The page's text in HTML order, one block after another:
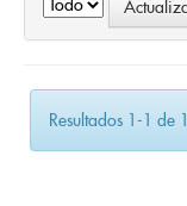
Resultados 1-1 de 1.